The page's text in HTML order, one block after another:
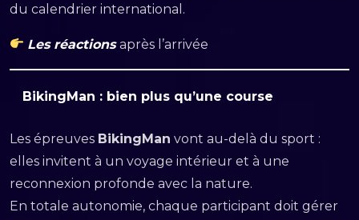
du calendrier international.
Les réactionsaprès l’arrivée
BikingMan : bien plus qu’une course
Les épreuves BikingMan vont au-delà du sport :
elles invitent à un voyage intérieur et à une
reconnexion profonde avec la nature.
En totale autonomie, chaque participant doit gérer